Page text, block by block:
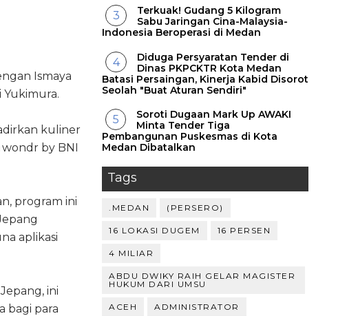
Ismaya
kuliner
by BNI
program ini
aplikasi
ini
bagi para
Terkuak! Gudang 5 Kilogram
Sabu Jaringan Cina-Malaysia-
Indonesia Beroperasi di Medan
Diduga Persyaratan Tender di
Dinas PKPCKTR Kota Medan
Batasi Persaingan, Kinerja Kabid Disorot
Seolah "Buat Aturan Sendiri"
Soroti Dugaan Mark Up AWAKI
Minta Tender Tiga
Pembangunan Puskesmas di Kota
Medan Dibatalkan
Tags
.MEDAN (PERSERO)
16 LOKASI DUGEM 16 PERSEN
4 MILIAR
ABDU DWIKY RAIH GELAR MAGISTER
HUKUM DARI UMSU
ACEH ADMINISTRATOR